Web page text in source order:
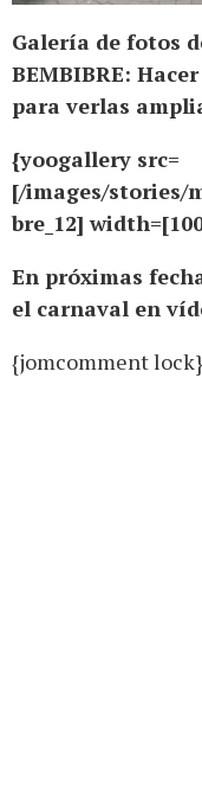
Galería de fotos
BEMBIBRE:
para verlas
{yoogallery src=
[/images/stories/
bre_12]
En próximas
el carnaval en
{jomcomment lock}